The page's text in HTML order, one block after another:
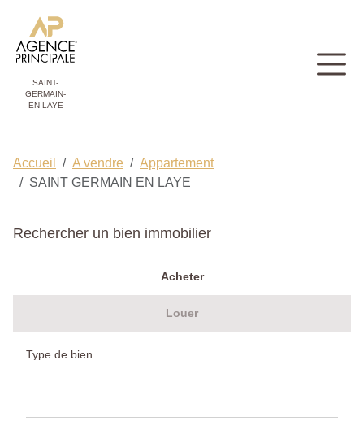
SAINT-
GERMAIN-
EN-LAYE
Accueil A vendre
Appartement
SAINT GERMAIN EN LAYE
Rechercher un bien immobilier
Acheter
Louer